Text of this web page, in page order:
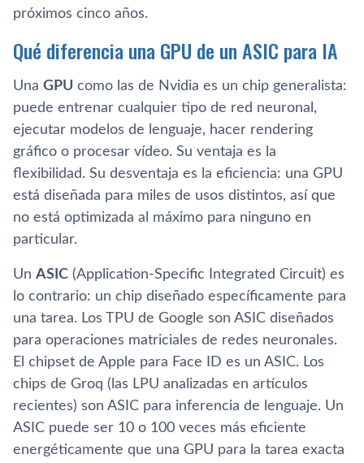
próximos cinco años.
Qué diferencia una GPU de un ASIC para IA
Una GPU como las de Nvidia es un chip generalista:
puede entrenar cualquier tipo de red neuronal,
ejecutar modelos de lenguaje, hacer rendering
gráfico o procesar vídeo. Su ventaja es la
flexibilidad. Su desventaja es la eficiencia: una GPU
está diseñada para miles de usos distintos, así que
no está optimizada al máximo para ninguno en
particular.
Un ASIC (Application-Specific Integrated Circuit) es
lo contrario: un chip diseñado específicamente para
una tarea. Los TPU de Google son ASIC diseñados
para operaciones matriciales de redes neuronales.
El chipset de Apple para Face ID es un ASIC. Los
chips de Groq (las LPU analizadas en artículos
recientes) son ASIC para inferencia de lenguaje. Un
ASIC puede ser 10 o 100 veces más eficiente
energéticamente que una GPU para la tarea exacta